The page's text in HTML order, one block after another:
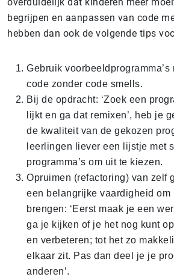
begrijpen en aanpassen van code
hebben dan ook de volgende tips
Gebruik voorbeeldprogramma’s
code zonder code smells.
Bij de opdracht: ‘Zoek een
lijkt en ga dat remixen’, heb je
de kwaliteit van de gekozen
leerlingen liever een lijstje met
programma’s om uit te kiezen.
Opruimen (refactoring) van zelf
een belangrijke vaardigheid
brengen: ‘Eerst maak je een
ga je kijken of je het nog kunt
en verbeteren; tot het zo
elkaar zit. Pas dan deel je je
anderen’.